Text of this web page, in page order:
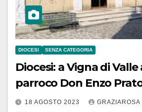
DIOCESI SENZA CATEGORIA
Diocesi: a Vigna di Valle
parroco Don Enzo
18 AGOSTO 2023 GRAZIAROSA